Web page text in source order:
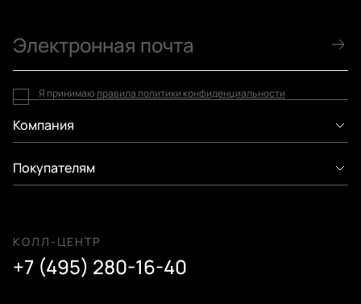
Компания
Покупателям
КОЛЛ-ЦЕНТР
+7 (495) 280-16-40
Я принимаю правила политики конфиденциальности